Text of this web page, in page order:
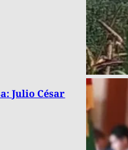
Julio César